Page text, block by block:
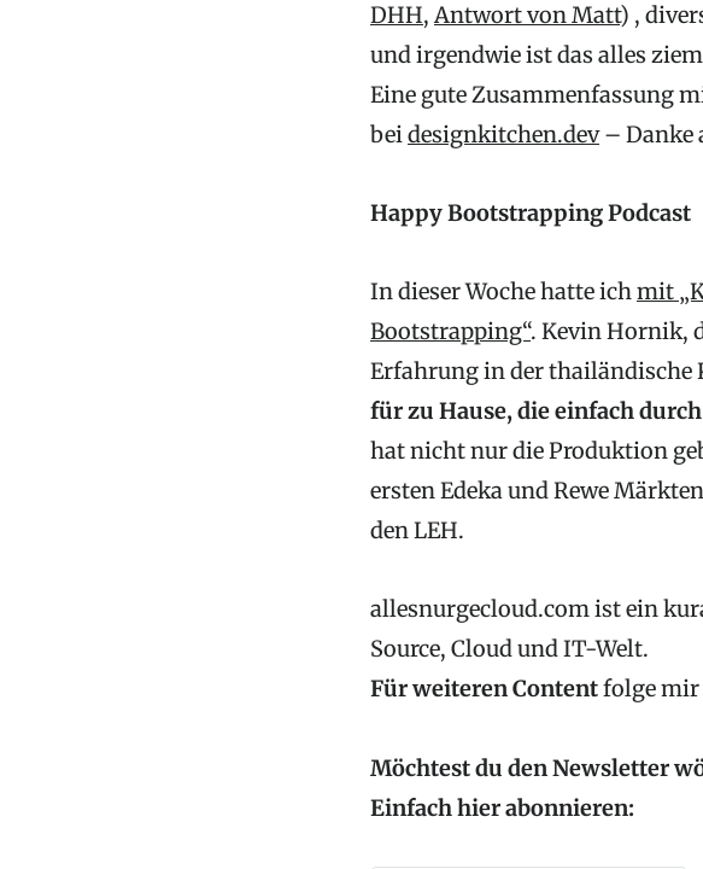
DHH,Antwort von Matt) ,
und irgendwie ist das alles
Eine gute Zusammenfassung
beidesignkitchen.dev– Danke
Happy Bootstrapping Podcast
In dieser Woche hatte ichmit
Bootstrapping“. Kevin Hornik,
Erfahrung in der thailändische
für zu Hause, die einfach
hat nicht nur die Produktion
ersten Edeka und Rewe
den LEH.
allesnurgecloud.com ist ein
Source, Cloud und IT-Welt.
Für weiteren Contentfolge mir
Möchtest du den Newsletter
Einfach hier abonnieren: